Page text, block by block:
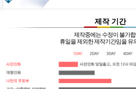
제작 기간
제작중에는 수정이 불가
휴일을 제외한 제작기간임을 유